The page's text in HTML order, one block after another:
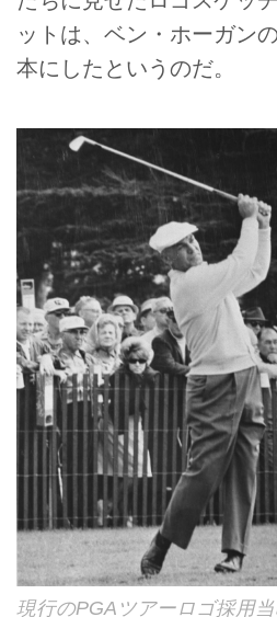
ットは、ベン・ホーガン
本にしたというのだ。
現行のPGAツアーロゴ採用